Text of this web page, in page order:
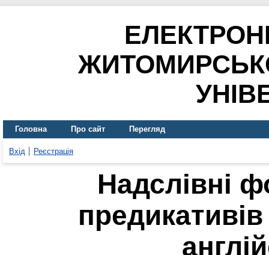
Головна Про сайт Перегляд
Вхід Реєстрація
Надслівні